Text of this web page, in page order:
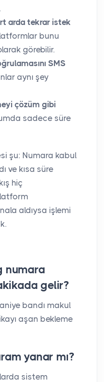
arda tekrar istek
bunu
görebilir.
SMS
aynı şey
çözüm gibi
sadece süre
şu: Numara kabul
ve kısa süre
hiç
aldıysa işlemi
numara
gelir?
bandı makul
aşan bekleme
yanar mı?
sistem